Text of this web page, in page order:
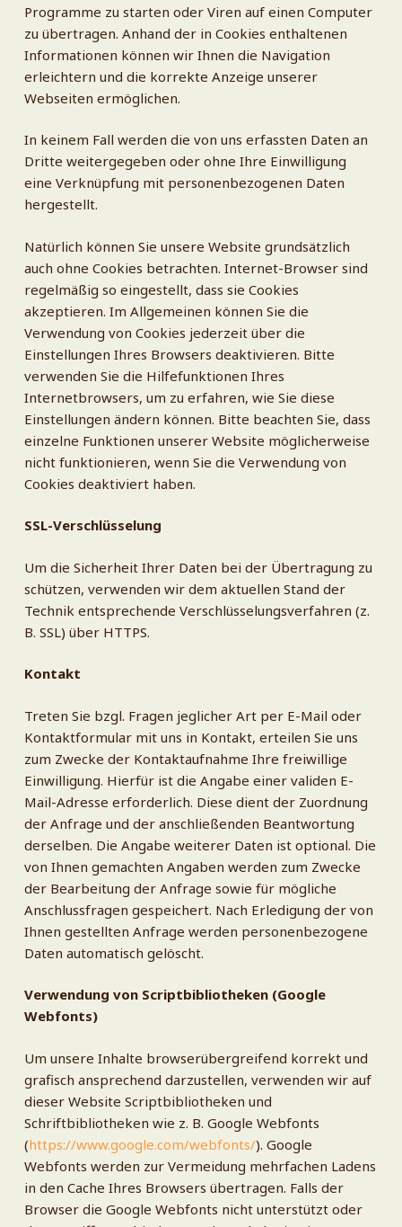
Programme zu starten oder Viren auf einen Computer
zu übertragen. Anhand der in Cookies enthaltenen
Informationen können wir Ihnen die Navigation
erleichtern und die korrekte Anzeige unserer
Webseiten ermöglichen.
In keinem Fall werden die von uns erfassten Daten an
Dritte weitergegeben oder ohne Ihre Einwilligung
eine Verknüpfung mit personenbezogenen Daten
hergestellt.
Natürlich können Sie unsere Website grundsätzlich
auch ohne Cookies betrachten. Internet-Browser sind
regelmäßig so eingestellt, dass sie Cookies
akzeptieren. Im Allgemeinen können Sie die
Verwendung von Cookies jederzeit über die
Einstellungen Ihres Browsers deaktivieren. Bitte
verwenden Sie die Hilfefunktionen Ihres
Internetbrowsers, um zu erfahren, wie Sie diese
Einstellungen ändern können. Bitte beachten Sie, dass
einzelne Funktionen unserer Website möglicherweise
nicht funktionieren, wenn Sie die Verwendung von
Cookies deaktiviert haben.
SSL-Verschlüsselung
Um die Sicherheit Ihrer Daten bei der Übertragung zu
schützen, verwenden wir dem aktuellen Stand der
Technik entsprechende Verschlüsselungsverfahren (z.
B. SSL) über HTTPS.
Kontakt
Treten Sie bzgl. Fragen jeglicher Art per E-Mail oder
Kontaktformular mit uns in Kontakt, erteilen Sie uns
zum Zwecke der Kontaktaufnahme Ihre freiwillige
Einwilligung. Hierfür ist die Angabe einer validen E-
Mail-Adresse erforderlich. Diese dient der Zuordnung
der Anfrage und der anschließenden Beantwortung
derselben. Die Angabe weiterer Daten ist optional. Die
von Ihnen gemachten Angaben werden zum Zwecke
der Bearbeitung der Anfrage sowie für mögliche
Anschlussfragen gespeichert. Nach Erledigung der von
Ihnen gestellten Anfrage werden personenbezogene
Daten automatisch gelöscht.
Verwendung von Scriptbibliotheken (Google
Webfonts)
Um unsere Inhalte browserübergreifend korrekt und
grafisch ansprechend darzustellen, verwenden wir auf
dieser Website Scriptbibliotheken und
Schriftbibliotheken wie z. B. Google Webfonts
(https://www.google.com/webfonts/). Google
Webfonts werden zur Vermeidung mehrfachen Ladens
in den Cache Ihres Browsers übertragen. Falls der
Browser die Google Webfonts nicht unterstützt oder